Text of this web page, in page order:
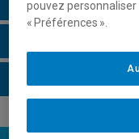
pouvez
« Préférences ».